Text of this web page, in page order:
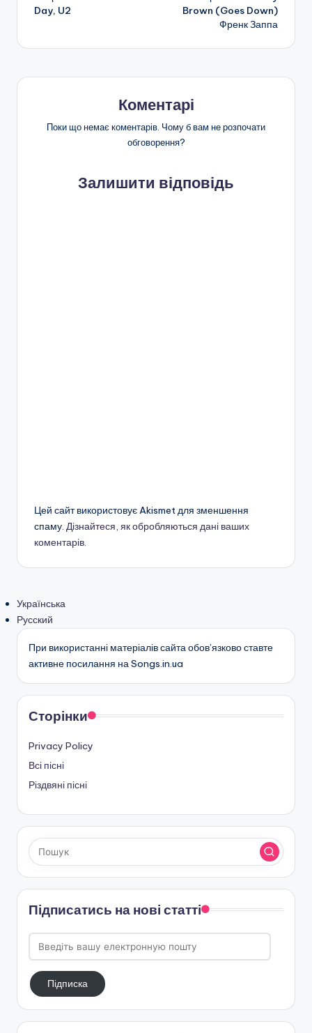
Day, U2
Brown (Goes Down)
Френк Заппа
Коментарі
Поки що немає коментарів. Чому б вам не розпочати
обговорення?
Залишити відповідь
Цей сайт використовує Akismet для зменшення
спаму. Дізнайтеся, як обробляються дані ваших
коментарів.
Українська
Русский
При використанні матеріалів сайта обов’язково ставте
активне посилання на Songs.in.ua
Сторінки
Privacy Policy
Всі пісні
Різдвяні пісні
Підписатись на нові статті
Введіть
вашу
електронную
поштуПідписка